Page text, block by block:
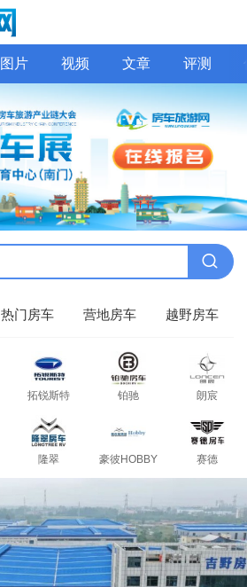
图片 视频 文章 评测
热门房车 营地房车 越野房车
拓锐斯特 铂驰 朗宸
隆翠 豪彼HOBBY 赛德